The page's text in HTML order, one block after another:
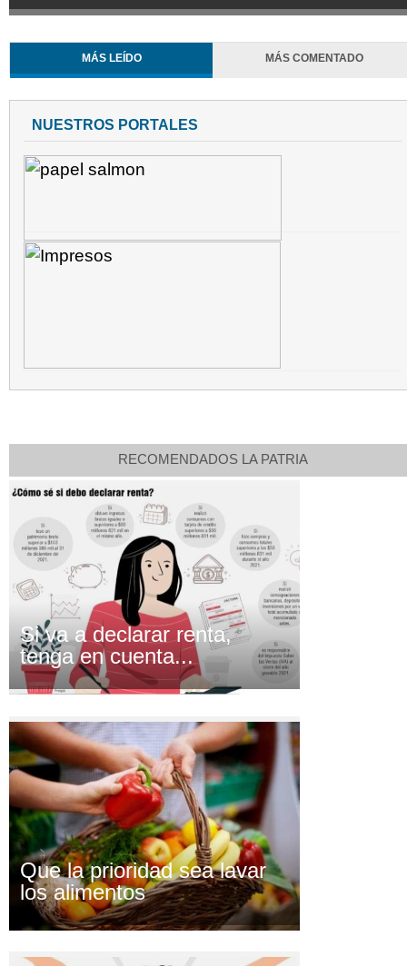
MÁS LEÍDO MÁS COMENTADO
NUESTROS PORTALES
RECOMENDADOS LA PATRIA
Si va a declarar renta,
tenga en cuenta...
Que la prioridad sea lavar
los alimentos